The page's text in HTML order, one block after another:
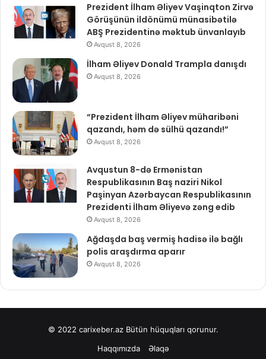
Prezident İlham Əliyev Vaşinqton Zirvə
Görüşünün ildönümü münasibətilə
ABŞ Prezidentinə məktub ünvanlayıb
Avqust 8, 2026
İlham Əliyev Donald Trampla danışdı
Avqust 8, 2026
“Prezident İlham Əliyev müharibəni
qazandı, həm də sülhü qazandı!”
Avqust 8, 2026
Avqustun 8-də Ermənistan
Respublikasının Baş naziri Nikol
Paşinyan Azərbaycan Respublikasının
Prezidenti İlham Əliyevə zəng edib
Avqust 8, 2026
Ağdaşda baş vermiş hadisə ilə bağlı
polis araşdırma aparır
Avqust 8, 2026
© 2022 carixeber.azBütün hüquqları qorunur.
Haqqımızda
Əlaqə